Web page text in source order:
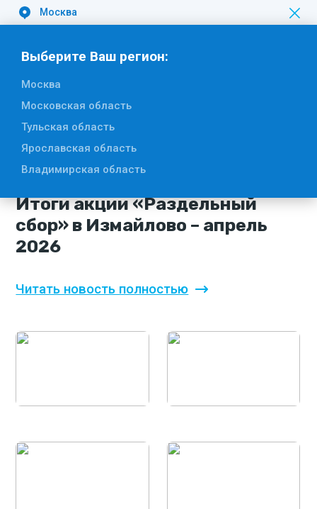
Москва
Выберите Ваш регион:
Москва
Московская область
Тульская область
Ярославская область
Владимирская область
#Добрые крышечки
Итоги акции «Раздельный
сбор» в Измайлово – апрель
2026
Читать новость полностью